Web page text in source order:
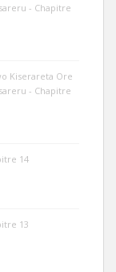
- Chapitre
Kiserareta Ore
- Chapitre
14
13